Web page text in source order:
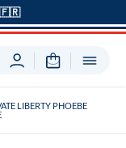
🇫🇷
LIBERTY PHOEBE